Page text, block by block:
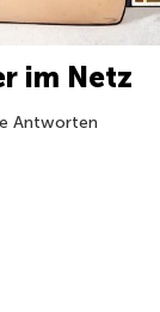
im Netz
Antworten